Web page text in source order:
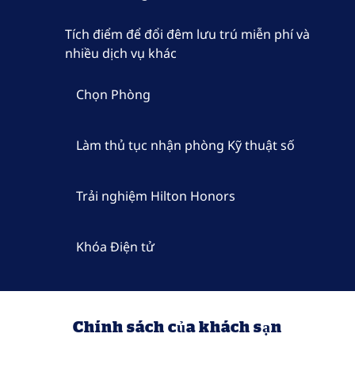
Tích điểm để đổi đêm lưu trú miễn phí và
nhiều dịch vụ khác
Chọn Phòng
Làm thủ tục nhận phòng Kỹ thuật số
Trải nghiệm Hilton Honors
Khóa Điện tử
Chính sách của khách sạn